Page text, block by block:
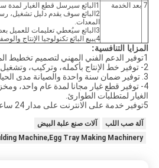
7 بعد الخدمة
1البائع سيرسل قطع الغيار لمدة سنة واحدة
2البائع سوف يقدم دليل تشغيل،
المعدات.
3البائع سيُعطي تعليمات للعميل بعد التثبيت
4يبيع البائع تكنولوجيا الإنتاج والوصفة لمهندس المشتري بعد التثبيت
المزايا التنافسية:
1توفير الدعم الفني المهني لتصميم تخطيط المصنع وتوصية الآلة المناسبة.
2- توفير خط الإنتاج بأكمله، وتركيب، وتشغيل وتدريب الموظفين.
3. توفير ضمان سنة واحدة والصيانة مدى الحياة.
4- توفير قطع غيار مجانا لمدة عام واحد،
الغيار لمتطلبات الطوارئ.
5توفير خدمة على الانترنت على مدار 24 ساعة في اليوم
آلة صب اللب
آلات صنع علبة البيض
Machine,Egg Tray Making Machinery